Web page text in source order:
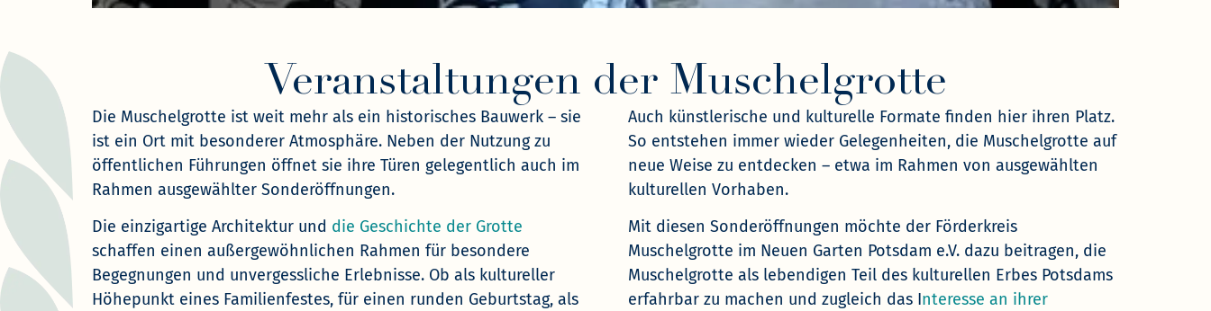
Veranstaltungen der Muschelgrotte
Die Muschelgrotte ist weit mehr als ein historisches Bauwerk – sie
ist ein Ort mit besonderer Atmosphäre. Neben der Nutzung zu
öffentlichen Führungen öffnet sie ihre Türen gelegentlich auch im
Rahmen ausgewählter Sonderöffnungen.
Die einzigartige Architektur und die Geschichte der Grotte
schaffen einen außergewöhnlichen Rahmen für besondere
Begegnungen und unvergessliche Erlebnisse. Ob als kultureller
Höhepunkt eines Familienfestes, für einen runden Geburtstag, als
Auch künstlerische und kulturelle Formate finden hier ihren Platz.
So entstehen immer wieder Gelegenheiten, die Muschelgrotte auf
neue Weise zu entdecken – etwa im Rahmen von ausgewählten
kulturellen Vorhaben.
Mit diesen Sonderöffnungen möchte der Förderkreis
Muschelgrotte im Neuen Garten Potsdam e.V. dazu beitragen, die
Muschelgrotte als lebendigen Teil des kulturellen Erbes Potsdams
erfahrbar zu machen und zugleich das Interesse an ihrer